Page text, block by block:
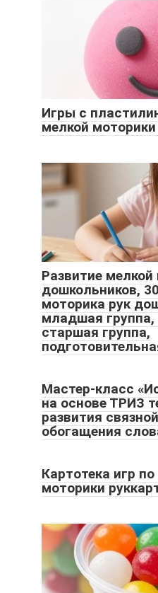
Игры с
мелкой
Развитие
дошкольников,
моторика рук
младшая группа,
старшая группа,
Мастер-класс
на основе ТРИЗ
развития
обогащения
Картотека игр
моторики